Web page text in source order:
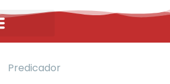
Predicador